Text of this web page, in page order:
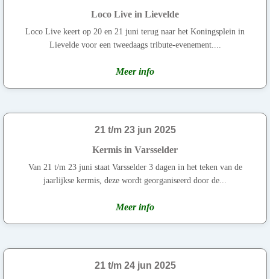
Loco Live in Lievelde
Loco Live keert op 20 en 21 juni terug naar het Koningsplein in
Lievelde voor een tweedaags tribute-evenement....
Meer info
21 t/m 23 jun 2025
Kermis in Varsselder
Van 21 t/m 23 juni staat Varsselder 3 dagen in het teken van de
jaarlijkse kermis, deze wordt georganiseerd door de...
Meer info
21 t/m 24 jun 2025